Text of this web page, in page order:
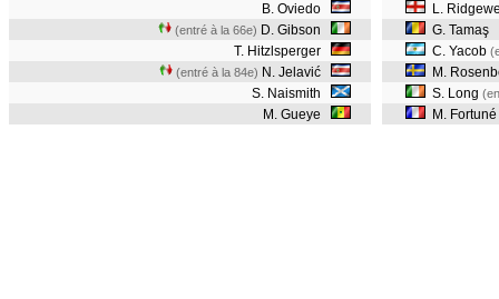
B. Oviedo
(entré à la 66e) D. Gibson
T. Hitzlsperger
(entré à la 84e) N. Jelavić
S. Naismith
M. Gueye
L.
G. Tamaş
C. Yacob
M.
S. Long
M. Fortuné